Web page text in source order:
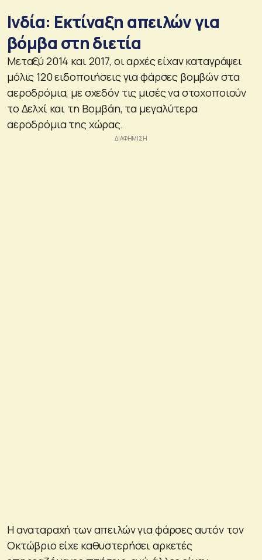
Ινδία: Εκτίναξη απειλών για
βόμβα στη διετία
Μεταξύ 2014 και 2017, οι αρχές είχαν καταγράψει
μόλις 120 ειδοποιήσεις για φάρσες βομβών στα
αεροδρόμια, με σχεδόν τις μισές να στοχοποιούν
το Δελχί και τη Βομβάη, τα μεγαλύτερα
αεροδρόμια της χώρας.
Η αναταραχή των απειλών για φάρσες αυτόν τον
Οκτώβριο είχε καθυστερήσει αρκετές